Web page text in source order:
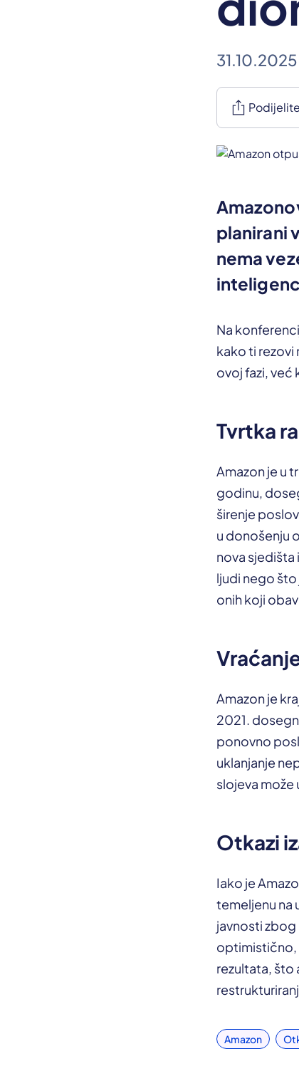
ios_share Podijelite
planirani
nema
Na
kako ti rezovi
ovoj fazi, već
Tvrtka
Amazon je u
godinu,
širenje
u donošenju
nova sjedišta
ljudi nego
onih koji
Amazon je
2021.
ponovno
uklanjanje
slojeva može
Otkazi
Iako je
temeljenu na
javnosti
optimistično,
rezultata, što
Amazon